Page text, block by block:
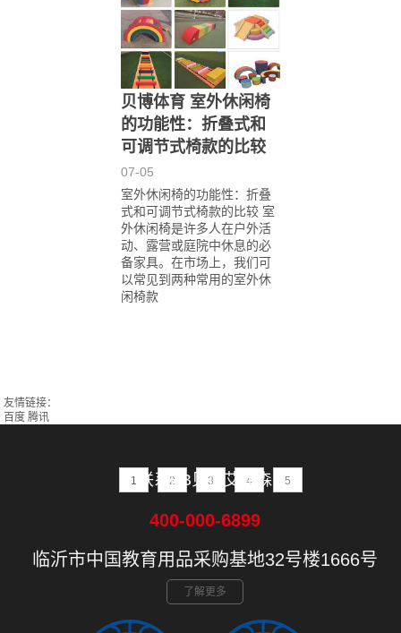
贝博体育 室外休闲椅
的功能性：折叠式和
可调节式椅款的比较
07-05
室外休闲椅的功能性：折叠
式和可调节式椅款的比较 室
外休闲椅是许多人在户外活
动、露营或庭院中休息的必
备家具。在市场上，我们可
以常见到两种常用的室外休
闲椅款
1 2 3 4 5
友情链接：
百度 腾讯
联系BB贝博艾弗森
400-000-6899
临沂市中国教育用品采购基地32号楼1666号
了解更多